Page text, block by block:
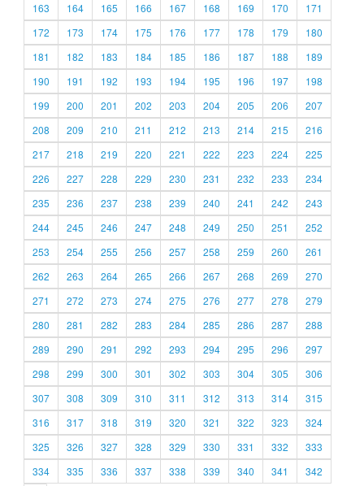
163
164 165 166 167 168 169 170
171
172
173 174 175 176 177 178 179
180
181
182 183 184 185 186 187 188
189
190
191 192 193 194 195 196 197
198
199
200 201 202 203 204 205 206
207
208
209 210 211 212 213 214 215
216
217
218 219 220 221 222 223 224
225
226
227 228 229 230 231 232 233
234
235
236 237 238 239 240 241 242
243
244
245 246 247 248 249 250 251
252
253
254 255 256 257 258 259 260
261
262
263 264 265 266 267 268 269
270
271
272 273 274 275 276 277 278
279
280
281 282 283 284 285 286 287
288
289
290 291 292 293 294 295 296
297
298
299 300 301 302 303 304 305
306
307
308 309 310 311 312 313 314
315
316
317 318 319 320 321 322 323
324
325
326 327 328 329 330 331 332
333
334
335 336 337 338 339 340 341 342